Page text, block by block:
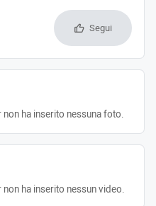
Segui
ha inserito nessuna foto.
ha inserito nessun video.